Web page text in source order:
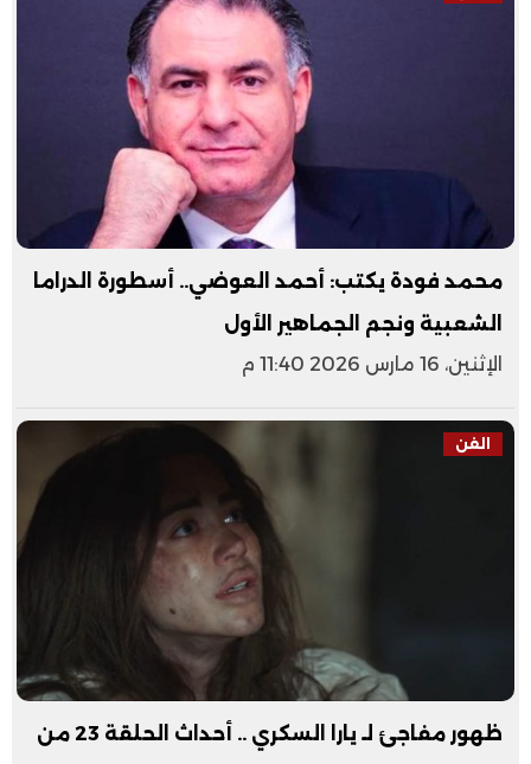
محمد فودة يكتب: أحمد العوضي.. أسطورة الدراما
الشعبية ونجم الجماهير الأول
الإثنين، 16 مارس 2026 11:40 م
الفن
ظهور مفاجئ لـ يارا السكري .. أحداث الحلقة 23 من